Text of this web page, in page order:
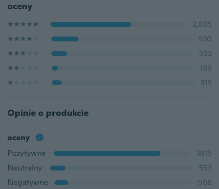
oceny
2,885
930
553
189
319
Opinie o produkcie
oceny
Pozytywne
3815
Neutralny
553
Negatywne
508